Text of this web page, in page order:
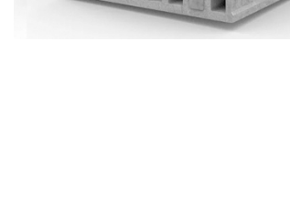
Металлочерепица